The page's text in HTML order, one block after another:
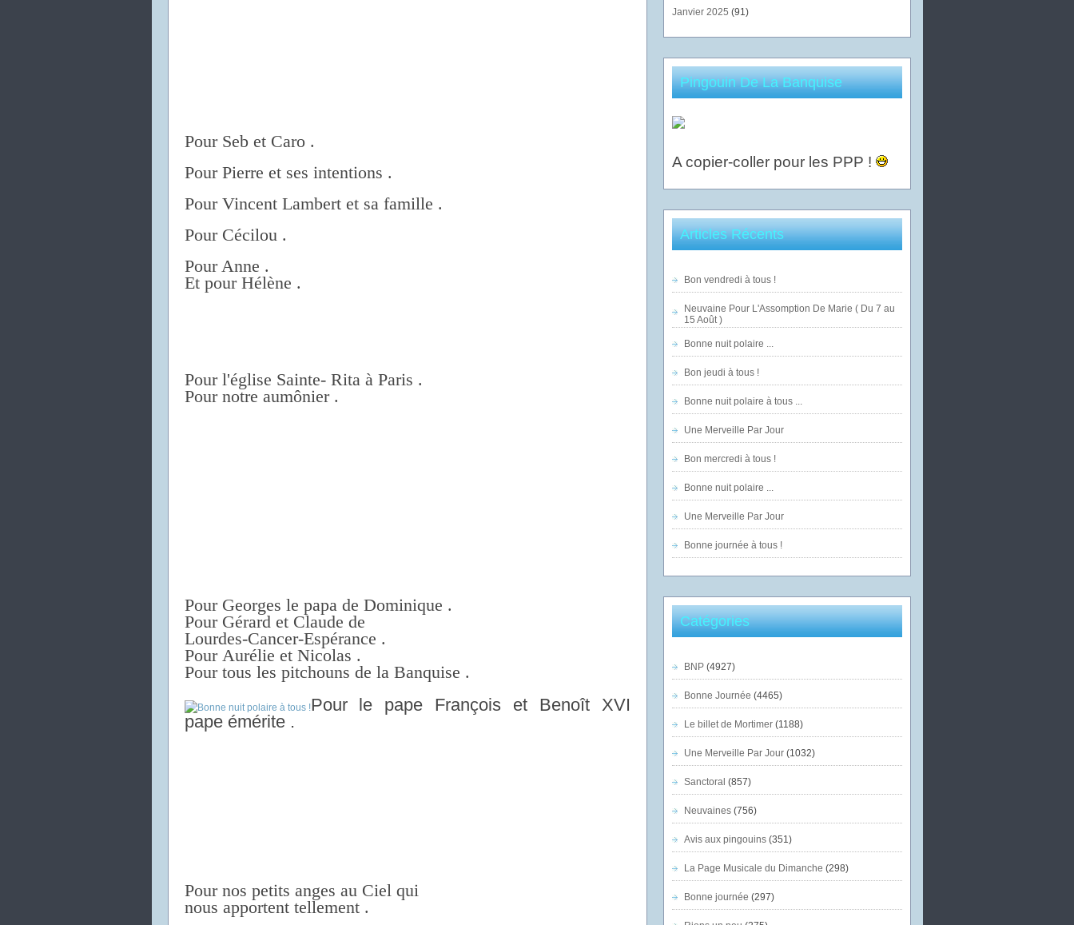
Pour Seb et Caro .
Pour Pierre et ses intentions .
Pour Vincent Lambert et sa famille .
Pour Cécilou .
Pour Anne .
Et pour Hélène .
Pour l'église Sainte- Rita à Paris .
Pour notre aumônier .
Pour Georges le papa de Dominique .
Pour Gérard et Claude de
Lourdes-Cancer-Espérance .
Pour Aurélie et Nicolas .
Pour tous les pitchouns de la Banquise .
Pour le pape François et Benoît XVI
pape émérite .
Pour nos petits anges au Ciel qui
nous apportent tellement .
Janvier 2025 (91)
Pingouin De La Banquise
A copier-coller pour les PPP !
Articles Récents
Bon vendredi à tous !
Neuvaine Pour L'Assomption De Marie ( Du 7 au
15 Août )
Bonne nuit polaire ...
Bon jeudi à tous !
Bonne nuit polaire à tous ...
Une Merveille Par Jour
Bon mercredi à tous !
Bonne nuit polaire ...
Une Merveille Par Jour
Bonne journée à tous !
Catégories
BNP(4927)
Bonne Journée (4465)
Le billet de Mortimer(1188)
Une Merveille Par Jour(1032)
Sanctoral (857)
Neuvaines(756)
Avis aux pingouins(351)
La Page Musicale du Dimanche (298)
Bonne journée (297)